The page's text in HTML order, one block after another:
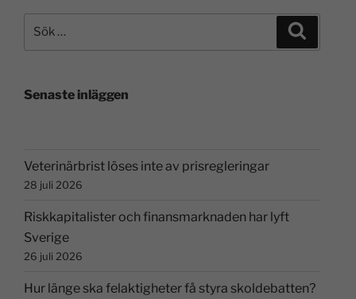
Senaste inläggen
Veterinärbrist löses inte av prisregleringar
28 juli 2026
Riskkapitalister och finansmarknaden har lyft
Sverige
26 juli 2026
Hur länge ska felaktigheter få styra skoldebatten?